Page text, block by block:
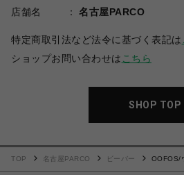
店舗名
名古屋PARCO
特定商取引法など法令に基づく表記は
ショップお問い合わせは こちら
SHOP TOP
TOP 名古屋PARCO ビーバー OOFOS/